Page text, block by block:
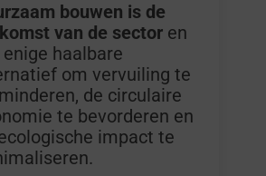
bouwen is de
van de sector en
enige haalbare
om vervuiling te
de circulaire
te bevorderen en
impact te